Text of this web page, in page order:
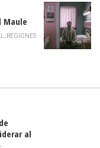
Maule
de la
, REGIONES
al